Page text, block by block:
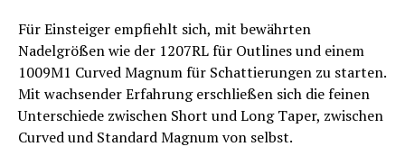
Für Einsteiger empfiehlt sich, mit bewährten
Nadelgrößen wie der 1207RL für Outlines und einem
1009M1 Curved Magnum für Schattierungen zu starten.
Mit wachsender Erfahrung erschließen sich die feinen
Unterschiede zwischen Short und Long Taper, zwischen
Curved und Standard Magnum von selbst.